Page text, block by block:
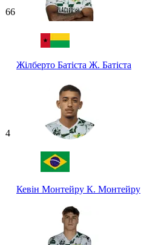
66
Жілберто Батіста Ж. Батіста
4
Кевін Монтейру К. Монтейру